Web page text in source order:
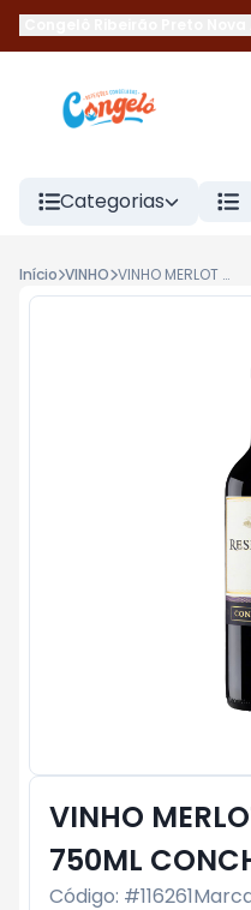
Categorias
Início VINHO VINHO MERLOT RESERVADO 750ML CONCHA Y TORO
VINHO
750ML
Código: #116261